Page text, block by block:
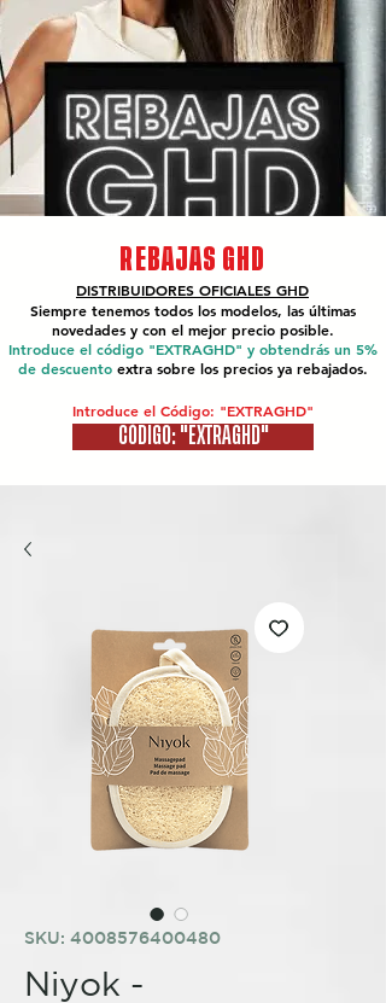
REBAJAS GHD
DISTRIBUIDORES OFICIALES GHD
Siempre tenemos todos los modelos, las últimas
novedades y con el mejor precio posible.
Introduce el código "EXTRAGHD" y obtendrás un 5%
de descuento extra sobre los precios ya rebajados.
Introduce el Código: "EXTRAGHD"
CÓDIGO: "EXTRAGHD"
SKU: 4008576400480
Niyok -